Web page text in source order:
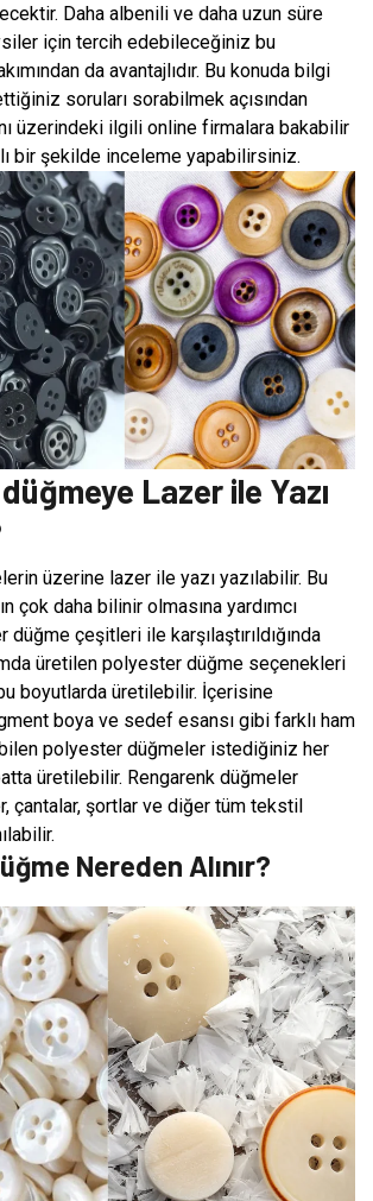
Daha albenili ve daha uzun süre
için tercih edebileceğiniz bu
da avantajlıdır. Bu konuda bilgi
soruları sorabilmek açısından
üzerindeki ilgili online firmalara bakabilir
bir şekilde inceleme yapabilirsiniz.
Lazer ile Yazı
üzerine lazer ile yazı yazılabilir. Bu
çok daha bilinir olmasına yardımcı
çeşitleri ile karşılaştırıldığında
üretilen polyester düğme seçenekleri
boyutlarda üretilebilir. İçerisine
boya ve sedef esansı gibi farklı ham
polyester düğmeler istediğiniz her
üretilebilir. Rengarenk düğmeler
çantalar, şortlar ve diğer tüm tekstil
Nereden Alınır?